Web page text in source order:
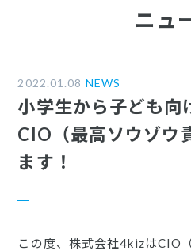
ニュ
2022.01.08 NEWS
小学生から子ども向
CIO（最高ソウゾウ
ます！
この度、株式会社4kizはCIO